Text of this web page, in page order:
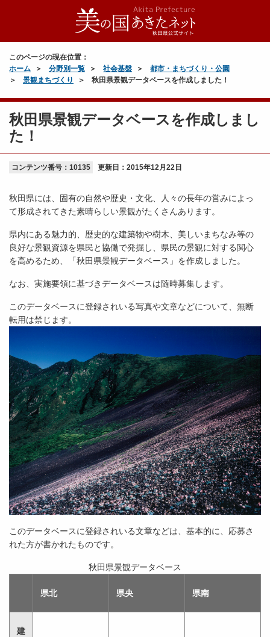
このページの現在位置：
ホーム
分野別一覧 社会基盤
都市・まちづくり・公園
景観まちづくり
秋田県景観データベースを作成しました！
秋田県景観データベースを作成しまし
た！
コンテンツ番号：10135 更新日： 2015年12月22日
秋田県には、固有の自然や歴史・文化、人々の長年の営みによっ
て形成されてきた素晴らしい景観がたくさんあります。
県内にある魅力的、歴史的な建築物や樹木、美しいまちなみ等の
良好な景観資源を県民と協働で発掘し、県民の景観に対する関心
を高めるため、「秋田県景観データベース」を作成しました。
なお、実施要領に基づきデータベースは随時募集します。
このデータベースに登録されいる写真や文章などについて、無断
転用は禁じます。
このデータベースに登録されいる文章などは、基本的に、応募さ
れた方が書かれたものです。
秋田県景観データベース
県北 県央 県南
建